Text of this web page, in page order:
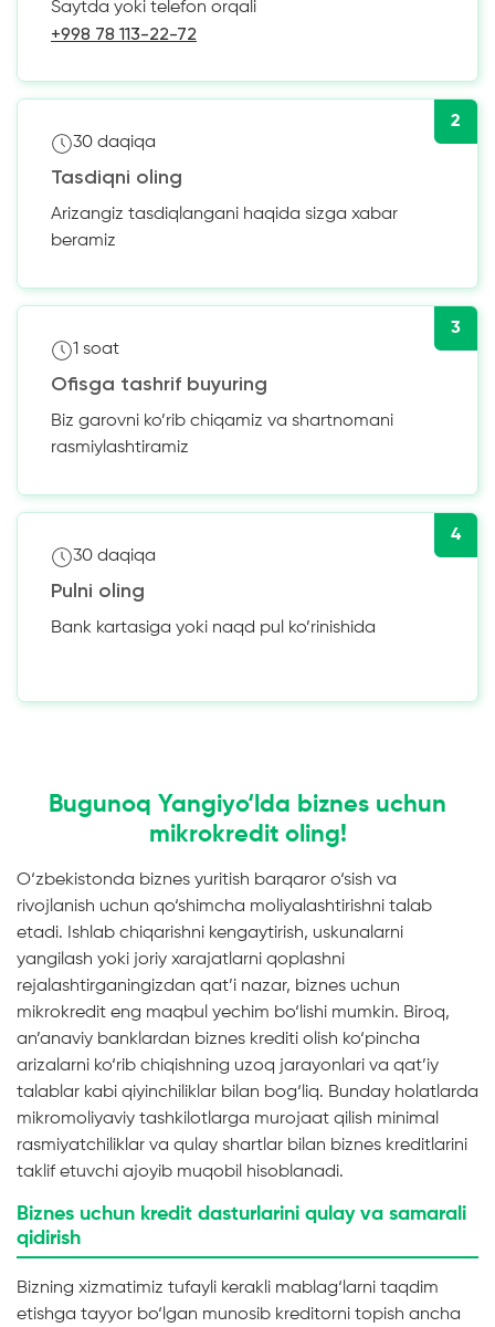
Saytda yoki telefon orqali
+998 78 113-22-72
2
30 daqiqa
Tasdiqni oling
Arizangiz tasdiqlangani haqida sizga xabar
beramiz
3
1 soat
Ofisga tashrif buyuring
Biz garovni ko’rib chiqamiz va shartnomani
rasmiylashtiramiz
4
30 daqiqa
Pulni oling
Bank kartasiga yoki naqd pul ko’rinishida
Bugunoq Yangiyo‘lda biznes uchun
mikrokredit oling!
O‘zbekistonda biznes yuritish barqaror o‘sish va
rivojlanish uchun qo‘shimcha moliyalashtirishni talab
etadi. Ishlab chiqarishni kengaytirish, uskunalarni
yangilash yoki joriy xarajatlarni qoplashni
rejalashtirganingizdan qat’i nazar, biznes uchun
mikrokredit eng maqbul yechim bo‘lishi mumkin. Biroq,
an’anaviy banklardan biznes krediti olish ko‘pincha
arizalarni ko‘rib chiqishning uzoq jarayonlari va qat’iy
talablar kabi qiyinchiliklar bilan bog‘liq. Bunday holatlarda
mikromoliyaviy tashkilotlarga murojaat qilish minimal
rasmiyatchiliklar va qulay shartlar bilan biznes kreditlarini
taklif etuvchi ajoyib muqobil hisoblanadi.
Biznes uchun kredit dasturlarini qulay va samarali
qidirish
Bizning xizmatimiz tufayli kerakli mablag‘larni taqdim
etishga tayyor bo‘lgan munosib kreditorni topish ancha